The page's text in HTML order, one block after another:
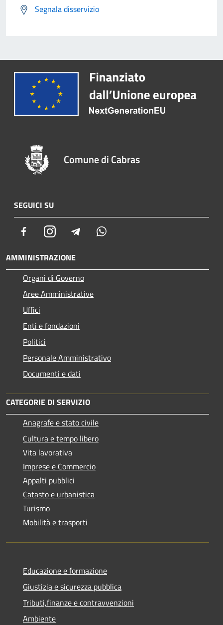
Segnala disservizio
Comune di Cabras
SEGUICI SU
FacebookInstagram Telegram
AMMINISTRAZIONE
Organi di Governo
Aree Amministrative
Uffici
Enti e fondazioni
Politici
Personale Amministrativo
Documenti e dati
CATEGORIE DI SERVIZIO
Anagrafe e stato civile
Cultura e tempo libero
Vita lavorativa
Imprese e Commercio
Appalti pubblici
Catasto e urbanistica
Turismo
Mobilità e trasporti
Educazione e formazione
Giustizia e sicurezza pubblica
Tributi,finanze e contravvenzioni
Ambiente